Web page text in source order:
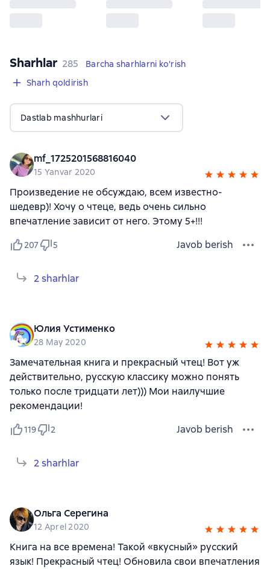
Sharhlar 285 sharhlar
285
Barcha sharhlarni ko'rish
Sharh qoldirish
Dastlab mashhurlari
mf_1725201568816040
15 Yanvar 2020
Произведение не обсуждаю, всем известно-
шедевр)! Хочу о чтеце, ведь очень сильно
впечатление зависит от него. Этому 5+!!!
207 5 Javob berish
2 sharhlar
Юлия Устименко
28 May 2020
Замечательная книга и прекрасный чтец! Вот уж
действительно, русскую классику можно понять
только после тридцати лет))) Мои наилучшие
рекомендации!
119 2 Javob berish
2 sharhlar
Ольга Серегина
12 Aprel 2020
Книга на все времена! Такой «вкусный» русский
язык! Прекрасный чтец! Обновила свои впечатления